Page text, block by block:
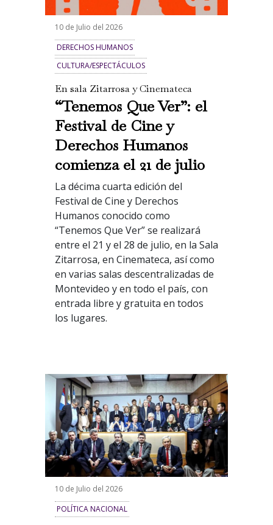
10 de Julio del 2026
DERECHOS HUMANOS
CULTURA/ESPECTÁCULOS
En sala Zitarrosa y Cinemateca
“Tenemos Que Ver”: el
Festival de Cine y
Derechos Humanos
comienza el 21 de julio
La décima cuarta edición del
Festival de Cine y Derechos
Humanos conocido como
“Tenemos Que Ver” se realizará
entre el 21 y el 28 de julio, en la Sala
Zitarrosa, en Cinemateca, así como
en varias salas descentralizadas de
Montevideo y en todo el país, con
entrada libre y gratuita en todos
los lugares.
10 de Julio del 2026
POLÍTICA NACIONAL